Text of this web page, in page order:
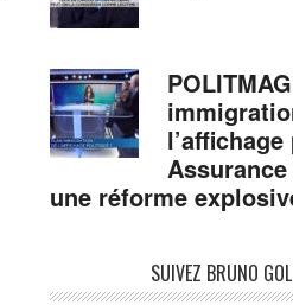
une réforme
SUIVEZ BRUNO